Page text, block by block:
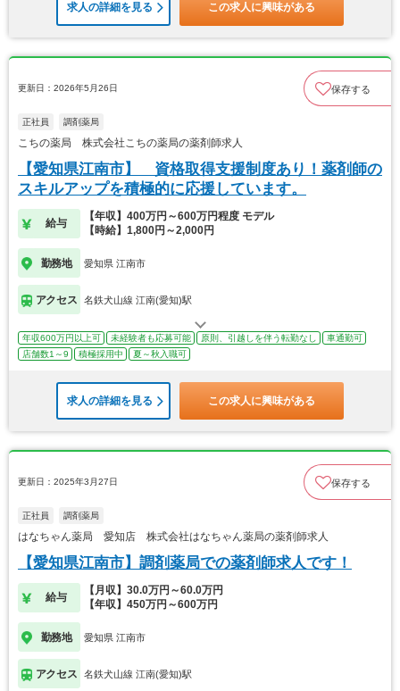
求人の詳細を見る この求人に興味がある
更新日：2026年5月26日 保存する
正社員 調剤薬局
こちの薬局 株式会社こちの薬局の薬剤師求人
【愛知県江南市】 資格取得支援制度あり！薬剤師の
スキルアップを積極的に応援しています。
給与
【年収】400万円～600万円程度 モデル
【時給】1,800円～2,000円
勤務地 愛知県 江南市
アクセス 名鉄犬山線 江南(愛知)駅
年収600万円以上可 未経験者も応募可能 原則、引越しを伴う転勤なし
車通勤可
店舗数1～9
積極採用中 夏～秋入職可
求人の詳細を見る この求人に興味がある
更新日：2025年3月27日 保存する
正社員 調剤薬局
はなちゃん薬局 愛知店 株式会社はなちゃん薬局の薬剤師求人
【愛知県江南市】調剤薬局での薬剤師求人です！
給与
【月収】30.0万円～60.0万円
【年収】450万円～600万円
勤務地 愛知県 江南市
アクセス 名鉄犬山線 江南(愛知)駅